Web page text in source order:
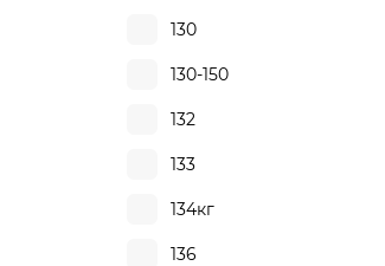
130
130-150
132
133
134кг
136